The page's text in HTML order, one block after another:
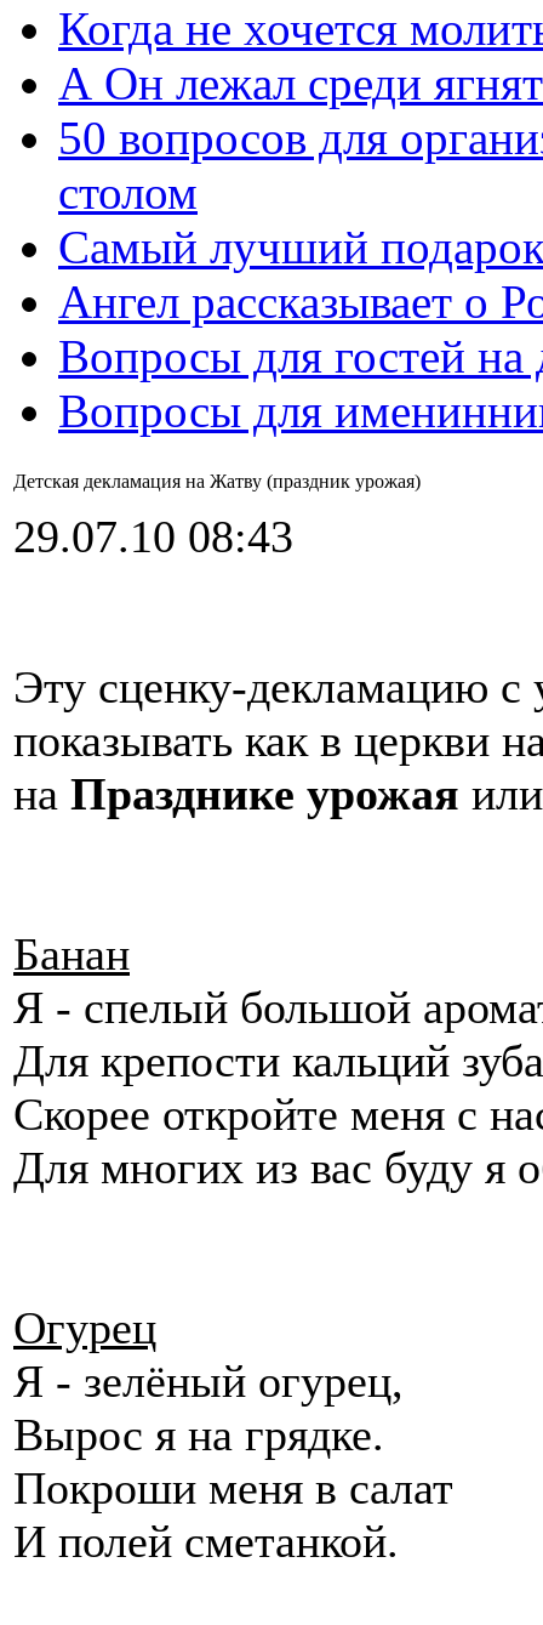
Когда не хочется
А Он лежал среди ягнят
50 вопросов для
столом
Самый лучший
Ангел рассказывает о
Вопросы для гостей
Вопросы для
Детская декламация на Жатву (праздник урожая)
29.07.10 08:43
Эту сценку-декламацию с
показывать как в церкви
на Празднике урожая
Банан
Я - спелый большой
Для крепости
Скорее откройте меня с
Для многих из вас буду я
Огурец
Я - зелёный огурец,
Вырос я на грядке.
Покроши меня в салат
И полей сметанкой.